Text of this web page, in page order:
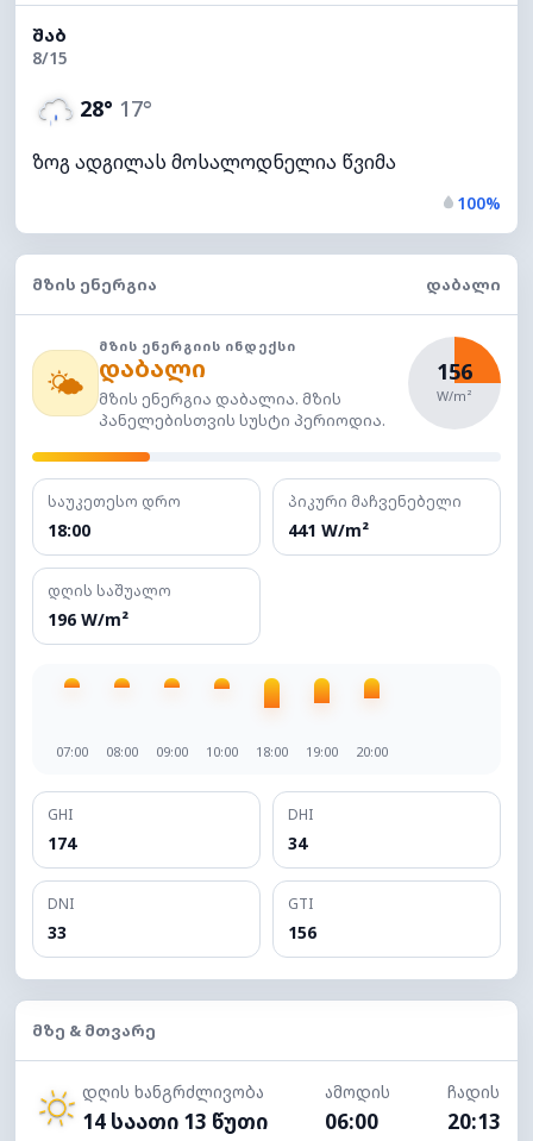
ᲨᲐᲑ
8/15
28° 17°
ზოგ ადგილას მოსალოდნელია წვიმა
100%
ᲛᲖᲘᲡ ᲔᲜᲔᲠᲒᲘᲐ ᲓᲐᲑᲐᲚᲘ
🌤️
ᲛᲖᲘᲡ ᲔᲜᲔᲠᲒᲘᲘᲡ ᲘᲜᲓᲔᲥᲡᲘ
დაბალი
მზის ენერგია დაბალია. მზის
პანელებისთვის სუსტი პერიოდია.
156
W/m²
საუკეთესო დრო
18:00
პიკური მაჩვენებელი
441 W/m²
დღის საშუალო
196 W/m²
07:00 08:00 09:00 10:00 18:00 19:00 20:00
GHI
174
DHI
34
DNI
33
GTI
156
ᲛᲖᲔ & ᲛᲗᲕᲐᲠᲔ
დღის ხანგრძლივობა
14 საათი 13 წუთი
ამოდის
06:00
ჩადის
20:13